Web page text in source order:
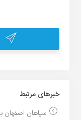
خبر‌های مرتبط
سپاهان اصفهان